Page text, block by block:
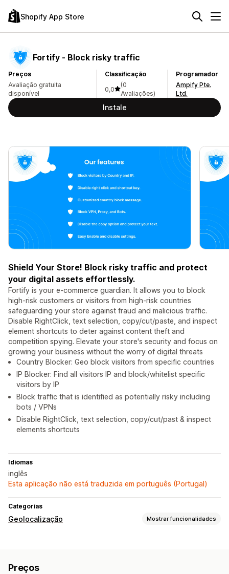
Shopify App Store
Fortify ‑ Block risky traffic
Preços
Avaliação gratuita
disponível
Classificação
0,0
(0
Avaliações)
Programador
Ampify Pte.
Ltd.
Instale
Shield Your Store! Block risky traffic and protect
your digital assets effortlessly.
Fortify is your e-commerce guardian. It allows you to block
high-risk customers or visitors from high-risk countries
safeguarding your store against fraud and malicious traffic.
Disable RightClick, text selection, copy/cut/paste, and inspect
element shortcuts to deter against content theft and
competition spying. Elevate your store's security and focus on
growing your business without the worry of digital threats
Country Blocker: Geo block visitors from specific countries
IP Blocker: Find all visitors IP and block/whitelist specific
visitors by IP
Block traffic that is identified as potentially risky including
bots / VPNs
Disable RightClick, text selection, copy/cut/past & inspect
elements shortcuts
Idiomas
inglês
Esta aplicação não está traduzida em português (Portugal)
Categorias
Geolocalização Mostrar funcionalidades
Preços